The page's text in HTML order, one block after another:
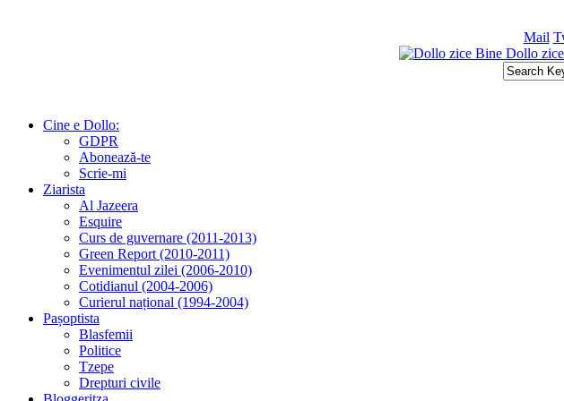
Mail
Dollo
Cine e Dollo:
GDPR
Abonează-te
Scrie-mi
Ziarista
Al Jazeera
Esquire
Curs de guvernare (2011-2013)
Green Report (2010-2011)
Evenimentul zilei (2006-2010)
Cotidianul (2004-2006)
Curierul național (1994-2004)
Pașoptista
Blasfemii
Politice
Tzepe
Drepturi civile